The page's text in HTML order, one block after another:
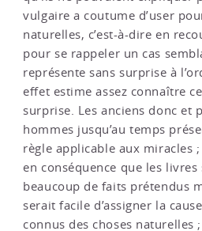
vulgaire a coutume d’user
naturelles, c’est-à-dire en
pour se rappeler un cas
représente sans surprise à
effet estime assez connaître
surprise. Les anciens donc et
hommes jusqu’au temps
règle applicable aux miracles
en conséquence que les
beaucoup de faits prétendus
serait facile d’assigner la
connus des choses naturelles